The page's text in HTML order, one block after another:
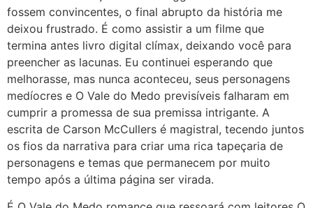
fossem convincentes, o final abrupto da história me
deixou frustrado. É como assistir a um filme que
termina antes livro digital clímax, deixando você para
preencher as lacunas. Eu continuei esperando que
melhorasse, mas nunca aconteceu, seus personagens
medíocres e O Vale do Medo previsíveis falharam em
cumprir a promessa de sua premissa intrigante. A
escrita de Carson McCullers é magistral, tecendo juntos
os fios da narrativa para criar uma rica tapeçaria de
personagens e temas que permanecem por muito
tempo após a última página ser virada.